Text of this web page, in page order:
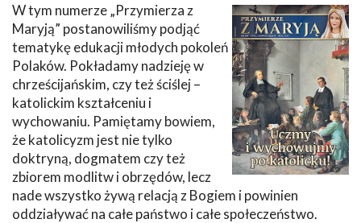
W tym numerze „Przymierza z
Maryją” postanowiliśmy podjąć
tematykę edukacji młodych pokoleń
Polaków. Pokładamy nadzieję w
chrześcijańskim, czy też ściślej –
katolickim kształceniu i
wychowaniu. Pamiętamy bowiem,
że katolicyzm jest nie tylko
doktryną, dogmatem czy też
zbiorem modlitw i obrzędów, lecz
nade wszystko żywą relacją z Bogiem i powinien
oddziaływać na całe państwo i całe społeczeństwo.